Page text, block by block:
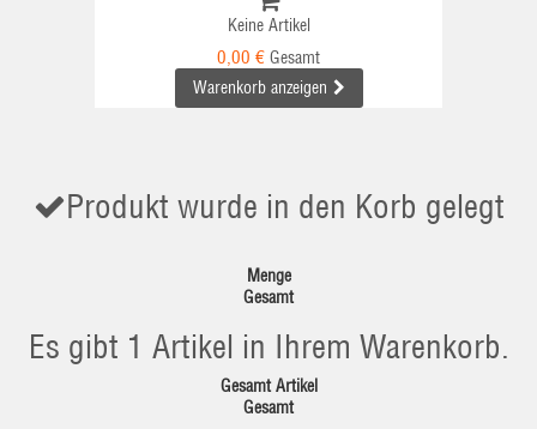
Keine Artikel
0,00 € Gesamt
Warenkorb anzeigen
Produkt wurde in den Korb gelegt
Menge
Gesamt
Es gibt 1 Artikel in Ihrem Warenkorb.
Gesamt Artikel
Gesamt